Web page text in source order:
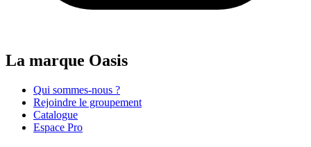
La marque Oasis
Qui sommes-nous ?
Rejoindre le groupement
Catalogue
Espace Pro